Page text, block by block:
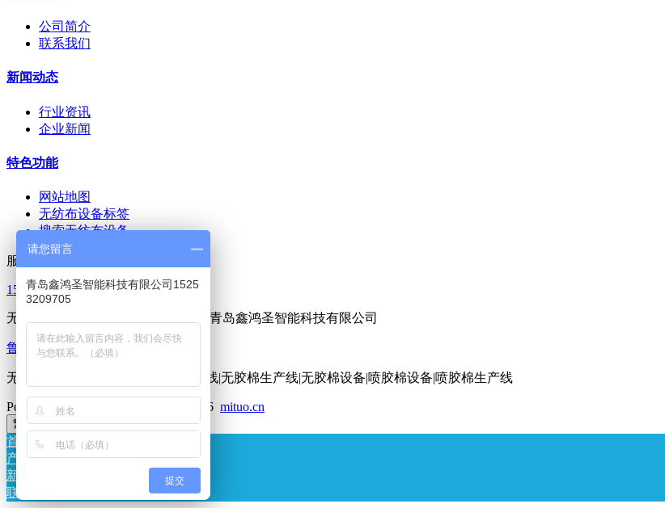
公司简介
联系我们
新闻动态
行业资讯
企业新闻
特色功能
网站地图
无纺布设备标签
搜索无纺布设备
服务热线
15253209705
无胶棉设备|喷胶棉设备|无纺布设备-青岛鑫鸿圣智能科技有限公司
鲁ICP备11026717号-2
无纺布设备|无纺布机械|无纺布生产线|无胶棉生产线|无胶棉设备|喷胶棉设备|喷胶棉生产线
Powered byMetInfo 7.2.0 ©2008-2026 mituo.cn
繁体
首页
产品
新闻
联系
请您留言
青岛鑫鸿圣智能科技有限公司1525
3209705
提交